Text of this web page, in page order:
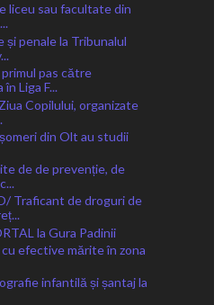
liceu sau facultate din
și penale la Tribunalul
pas către
Liga F...
Copilului, organizate
din Olt au studii
de de prevenție, de
Traficant de droguri de
la Gura Padinii
efective mărite în zona
infantilă și șantaj la